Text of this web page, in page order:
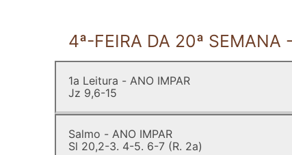
4ª-FEIRA DA 20ª SEMANA
1a Leitura - ANO IMPAR
Jz 9,6-15
Salmo - ANO IMPAR
Sl 20,2-3. 4-5. 6-7 (R. 2a)